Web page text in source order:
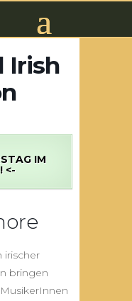
Irish
IM
<-
irischer
bringen